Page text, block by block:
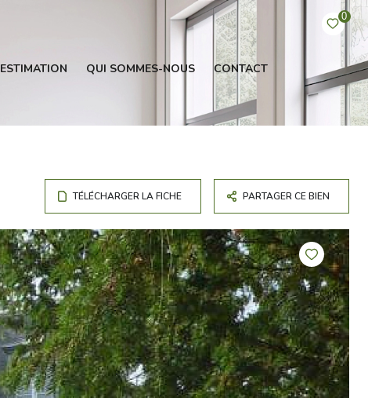
0
ESTIMATION QUI SOMMES-NOUS CONTACT
TÉLÉCHARGER LA FICHE PARTAGER CE BIEN